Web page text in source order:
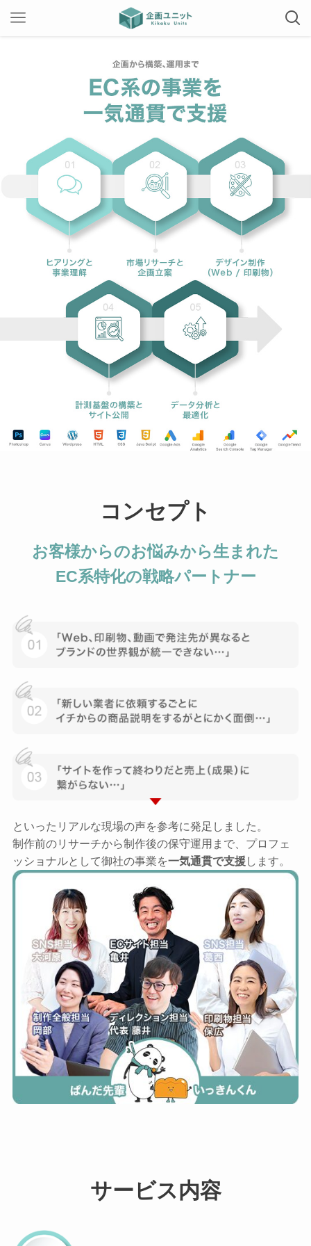
コンセプト
お客様からのお悩みから生まれた
EC系特化の戦略パートナー
といったリアルな現場の声を参考に発足しました。
制作前のリサーチから制作後の保守運用まで、プロフェ
ッショナルとして御社の事業を一気通貫で支援します。
サービス内容